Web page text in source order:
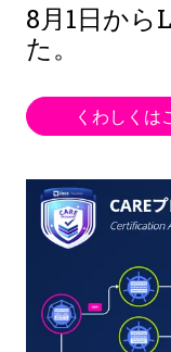
8月1日から
た。
くわしくは